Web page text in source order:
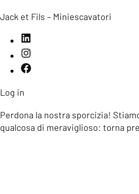
Jack et Fils – Miniescavatori
Log in
Perdona la nostra sporcizia!
qualcosa di meraviglioso: torna